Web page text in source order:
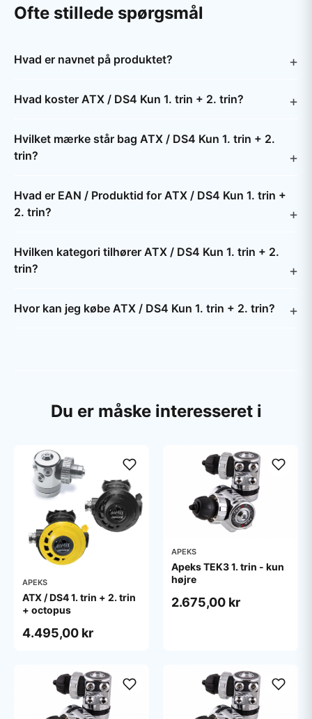
Ofte stillede spørgsmål
Hvad er navnet på produktet?
Hvad koster ATX / DS4 Kun 1. trin + 2. trin?
Hvilket mærke står bag ATX / DS4 Kun 1. trin + 2.
trin?
Hvad er EAN / Produktid for ATX / DS4 Kun 1. trin +
2. trin?
Hvilken kategori tilhører ATX / DS4 Kun 1. trin + 2.
trin?
Hvor kan jeg købe ATX / DS4 Kun 1. trin + 2. trin?
Du er måske interesseret i
APEKS
ATX / DS4 1. trin + 2. trin
+ octopus
4.495,00 kr
APEKS
Apeks TEK3 1. trin - kun
højre
2.675,00 kr